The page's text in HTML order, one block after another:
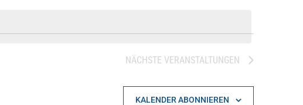
NÄCHSTE VERANSTALTUNGEN
KALENDER ABONNIEREN